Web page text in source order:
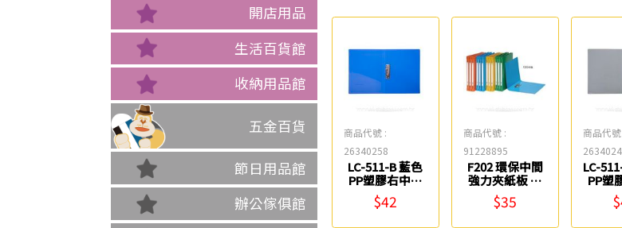
開店用品
生活百貨館
收納用品館
五金百貨
節日用品館
辦公傢俱館
商品代號 :
26340258
LC-511-B 藍色
PP塑膠右中強
力夾 連勤牌
$42
商品代號 :
91228895
F202 環保中間
強力夾紙板 同
春
$35
商品代
LC-
PP塑
力